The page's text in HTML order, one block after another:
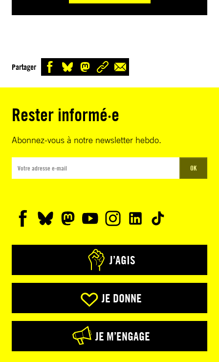
Partager
Rester informé·e
Abonnez-vous à notre newsletter hebdo.
OK
J’AGIS
JE DONNE
JE M’ENGAGE